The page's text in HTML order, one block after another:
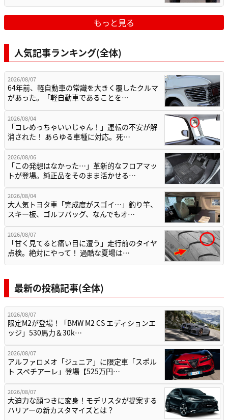
もっと見る
人気記事ランキング(全体)
2026/08/07
64年前、軽自動車の常識を大きく覆したクルマ
があった。「軽自動車であることを…
2026/08/04
「コレめっちゃいいじゃん！」運転の不安が解
消された！ あらゆる車種に対応。死…
2026/08/06
「この発想はなかった…」革新的なフロアマッ
トが登場。純正品をそのまま活かせる…
2026/08/04
大人気トヨタ車「完成度がスゴイ…」釣り竿、
スキー板、ゴルフバッグ、なんでもオ…
2026/08/07
「甘く見てると痛い目に遭う」走行前のタイヤ
点検。絶対にやって！ 過酷な夏場は…
最新の投稿記事(全体)
2026/08/07
限定M2が登場！「BMW M2 CS エディションエ
ッジ」530馬力＆30k…
2026/08/07
アルファロメオ「ジュニア」に限定車「スポル
ト スペチアーレ」登場【525万円…
2026/08/07
大迫力な顔つきに変身！モデリスタが提案する
ハリアーの新カスタマイズとは？